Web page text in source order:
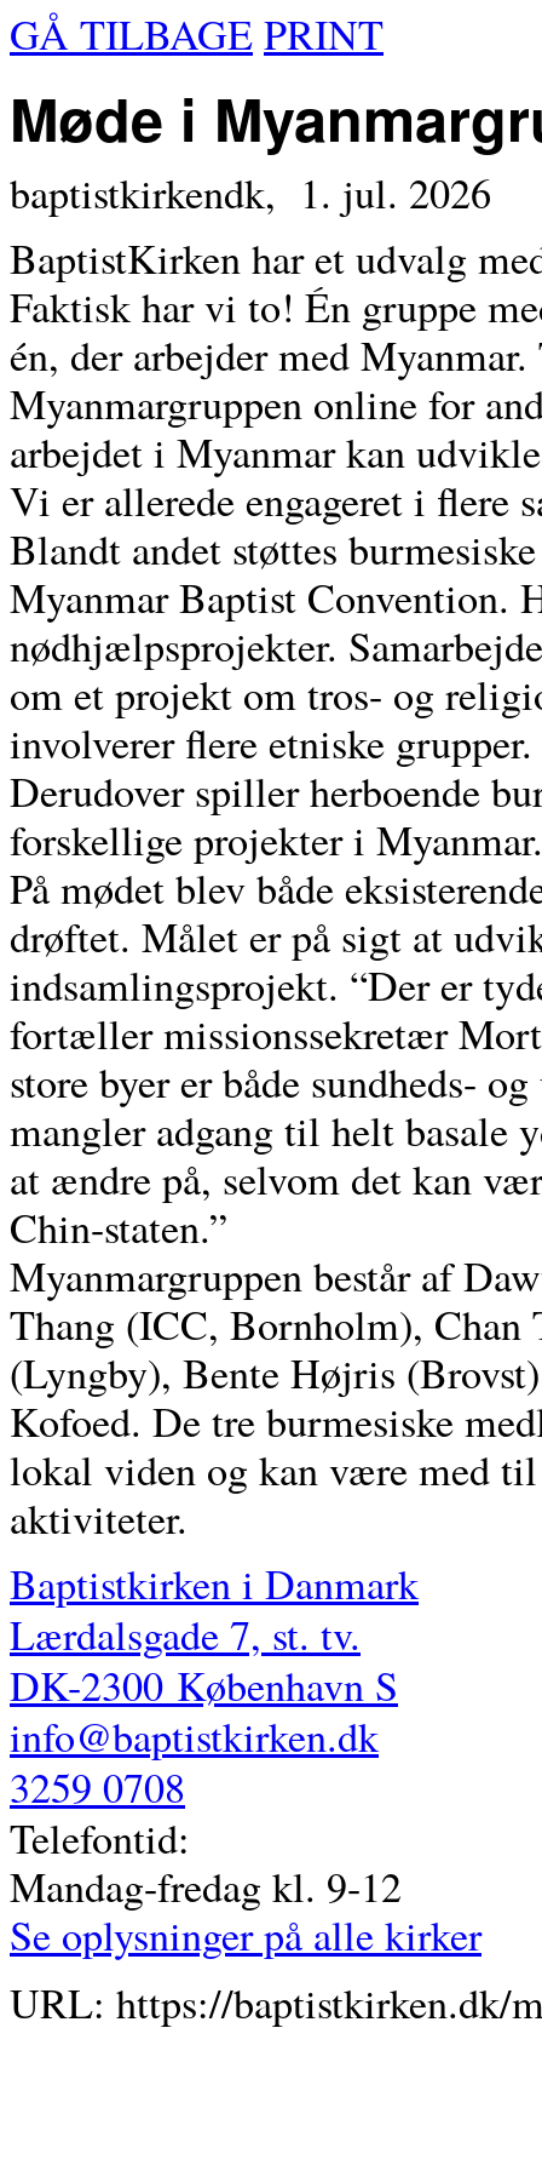
GÅ TILBAGEPRINT
Møde i
baptistkirkendk, 1. jul. 2026
BaptistKirken har et udvalg
Faktisk har vi to! Én gruppe
én, der arbejder med
Myanmargruppen online for
arbejdet i Myanmar kan
Vi er allerede engageret i flere
Blandt andet støttes
Myanmar Baptist Convention.
nødhjælpsprojekter.
om et projekt om tros- og
involverer flere etniske grupper.
Derudover spiller herboende
forskellige projekter i Myanmar.
På mødet blev både
drøftet. Målet er på sigt at
indsamlingsprojekt. “Der er
fortæller missionssekretær
store byer er både sundheds-
mangler adgang til helt
at ændre på, selvom det kan
Chin-staten.”
Myanmargruppen består af
Thang (ICC, Bornholm), Chan
(Lyngby), Bente Højris
Kofoed. De tre burmesiske
lokal viden og kan være med
aktiviteter.
Baptistkirken i Danmark
Lærdalsgade 7, st. tv.
DK-2300 København S
info@baptistkirken.dk
3259 0708
Telefontid:
Mandag-fredag kl. 9-12
Se oplysninger på alle kirker
URL: https://baptistkirken.dk/